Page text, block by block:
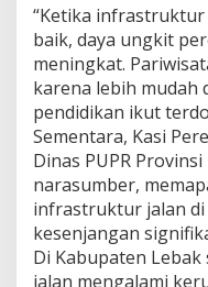
“Ketika
baik, daya ungkit
meningkat.
karena lebih mudah
pendidikan ikut
Sementara, Kasi
Dinas PUPR
narasumber,
infrastruktur jalan di
kesenjangan
Di Kabupaten
jalan mengalami